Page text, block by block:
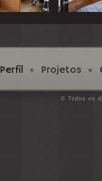
Perfil Projetos
© Todos os